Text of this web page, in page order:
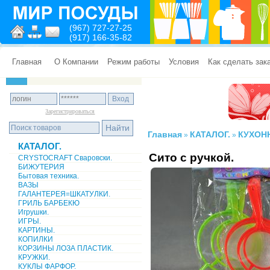
(967) 727-27-25
(917) 166-35-82
Главная О Компании Режим работы Условия Как сделать
Зарегистрироваться
КАТАЛОГ.
CRYSTOCRAFT Сваровски.
БИЖУТЕРИЯ
Бытовая техника.
ВАЗЫ
ГАЛАНТЕРЕЯ=ШКАТУЛКИ.
ГРИЛЬ БАРБЕКЮ
Игрушки.
ИГРЫ.
КАРТИНЫ.
КОПИЛКИ
КОРЗИНЫ ЛОЗА ПЛАСТИК.
КРУЖКИ.
КУКЛЫ ФАРФОР.
Главная » КАТАЛОГ. »
Сито с ручкой.